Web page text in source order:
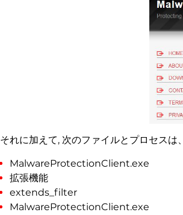
それに加えて, 次のファイルとプロセス
MalwareProtectionClient.exe
拡張機能
extends_filter
MalwareProtectionClient.exe